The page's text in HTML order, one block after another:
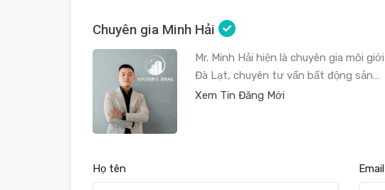
Chuyên gia Minh Hải
Mr. Minh Hải hiện là chuyên gia môi giới
Đà Lạt, chuyên tư vấn bất động sản…
Xem Tin Đăng Mới
Họ tên Email